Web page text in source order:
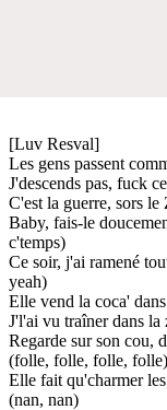
[Luv Resval]
Les gens passent
J'descends pas, fuck
C'est la guerre, sors
Baby, fais-le
c'temps)
Ce soir, j'ai ramené
yeah)
Elle vend la coca'
J'l'ai vu traîner dans
Regarde sur son cou,
(folle, folle, folle, folle)
Elle fait qu'charmer
(nan, nan)